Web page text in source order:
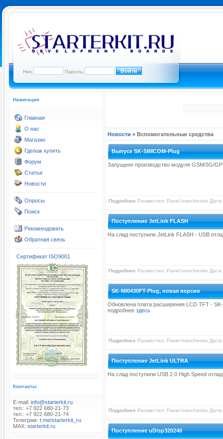
Ник: Пароль:
Навигация
Главная
О нас
Магазин
Где/как купить
Форум
Статьи
Новости
Опросы
Поиск
Рекомендовать
Обратная связь
Сертификат ISO9001
Контакты
E-mail: info@starterkit.ru
тел.: +7 922 680-21-73
тел.: +7 922 680-21-74
Телеграм: t.me/starterkit_ru
MAX: starterkit.ru
Новости » Вспомогательные средства
Выпуск SK-SIMCOM-Plug
Запущено производство модуля GSM/3G/
Подробнее Разместил: Pavel Ivanchenko
Поступление JetLink FLASH
На слад поступили JetLink FLASH - USB
Подробнее Разместил: Pavel Ivanchenko
SK-MI0430FT-Plug, новая версия
Обновлена плата расширения LCD TFT -
подробнее здесь
Подробнее Разместил: Pavel Ivanchenko
Поступление JetLink ULTRA
На слад поступили USB 2.0 High Speed
Подробнее Разместил: Pavel Ivanchenko
Поступление uDisp320240